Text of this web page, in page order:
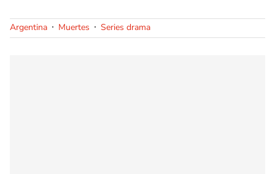
Argentina Muertes Series drama